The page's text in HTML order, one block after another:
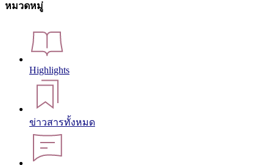
หมวดหมู่
Highlights
ข่าวสารทั้งหมด